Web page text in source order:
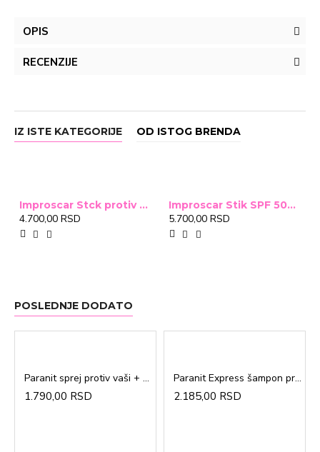
OPIS
RECENZIJE
IZ ISTE KATEGORIJE OD ISTOG BRENDA
Improscar Stck protiv ožiljaka 4,6g
4.700,00 RSD
Improscar Stik SPF 50+ Conceal 6,9g (tonirani)
5.700,00 RSD
POSLEDNJE DODATO
Paranit sprej protiv vaši + češalj 100ml
1.790,00 RSD
Paranit Express šampon protiv vaši + češalj 200ml
2.185,00 RSD